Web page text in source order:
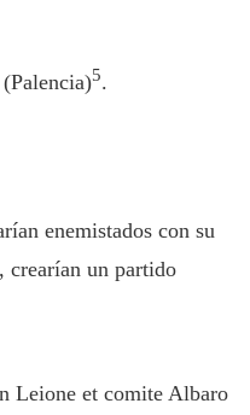
5.
enemistados con su
crearían un partido
Leione et comite Albaro